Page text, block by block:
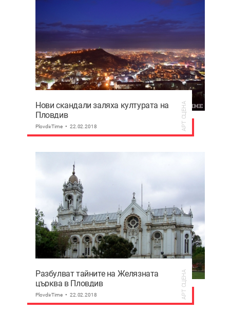
Нови скандали заляха културата на
Пловдив
PlovdivTime 22.02.2018 АРТ СЦЕНА
Разбулват тайните на Желязната
църква в Пловдив
PlovdivTime 22.02.2018 АРТ СЦЕНА